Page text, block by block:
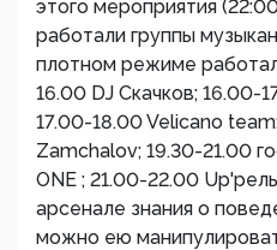
этого мероприятия
работали группы
плотном режиме
16.00 DJ Скачков; 16.00-
17.00-18.00 Velicano
Zamchalov; 19.30-21.00
ONE ; 21.00-22.00
арсенале знания о
можно ею